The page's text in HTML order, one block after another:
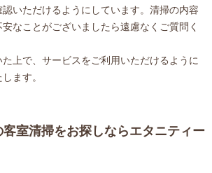
いただけるようにしています。清掃の内容
なことがございましたら遠慮なくご質問く
上で、サービスをご利用いただけるように
ます。
室清掃をお探しならエタニティー